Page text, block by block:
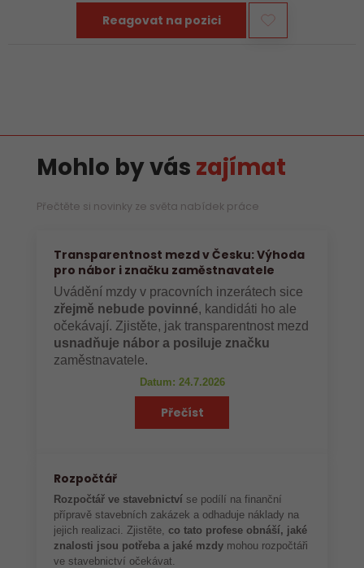
Reagovat na pozici
Mohlo by vás zajímat
Přečtěte si novinky ze světa nabídek práce
Transparentnost mezd v Česku: Výhoda
pro nábor i značku zaměstnavatele
Uvádění mzdy v pracovních inzerátech sice
zřejmě nebude povinné, kandidáti ho ale
očekávají. Zjistěte, jak transparentnost mezd
usnadňuje nábor a posiluje značku
zaměstnavatele.
Datum: 24.7.2026
Přečíst
Rozpočtář
Rozpočtář ve stavebnictví se podílí na finanční
přípravě stavebních zakázek a odhaduje náklady na
jejich realizaci. Zjistěte,co tato profese obnáší, jaké
znalosti jsou potřeba a jaké mzdy mohou rozpočtáři
ve stavebnictví očekávat.